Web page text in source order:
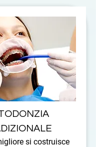
si costruisce